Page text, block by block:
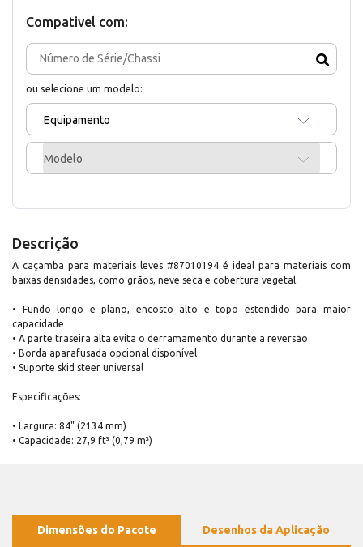
Compativel com:
ou selecione um modelo:
Equipamento
Modelo
Descrição
A caçamba para materiais leves #87010194 é ideal para materiais com
baixas densidades, como grãos, neve seca e cobertura vegetal.
• Fundo longo e plano, encosto alto e topo estendido para maior
capacidade
• A parte traseira alta evita o derramamento durante a reversão
• Borda aparafusada opcional disponível
• Suporte skid steer universal
Especificações:
• Largura: 84" (2134 mm)
• Capacidade: 27,9 ft³ (0,79 m³)
Dimensões do Pacote Desenhos da Aplicação